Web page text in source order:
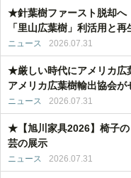
★針葉樹ファースト脱却
「里山広葉樹」利活用と
ニュース 2026.07.31
★厳しい時代にアメリカ
アメリカ広葉樹輸出協会が
ニュース 2026.07.31
★【旭川家具2026】椅子
芸の展示
ニュース 2026.07.31